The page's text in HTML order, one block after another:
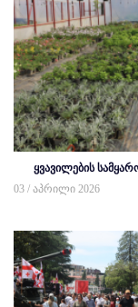
ყვავილების
03 / აპრილი 2026